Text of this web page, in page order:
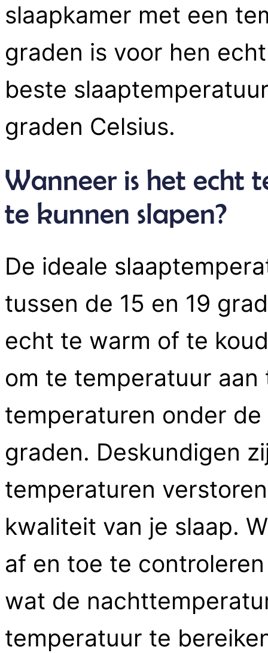
slaapkamer met een
graden is voor hen
beste
graden Celsius.
Wanneer is het echt
te kunnen slapen?
De ideale
tussen de 15 en 19
echt te warm of te
om te temperatuur aan
temperaturen onder
graden. Deskundigen
temperaturen
kwaliteit van je slaap.
af en toe te
wat de
temperatuur te